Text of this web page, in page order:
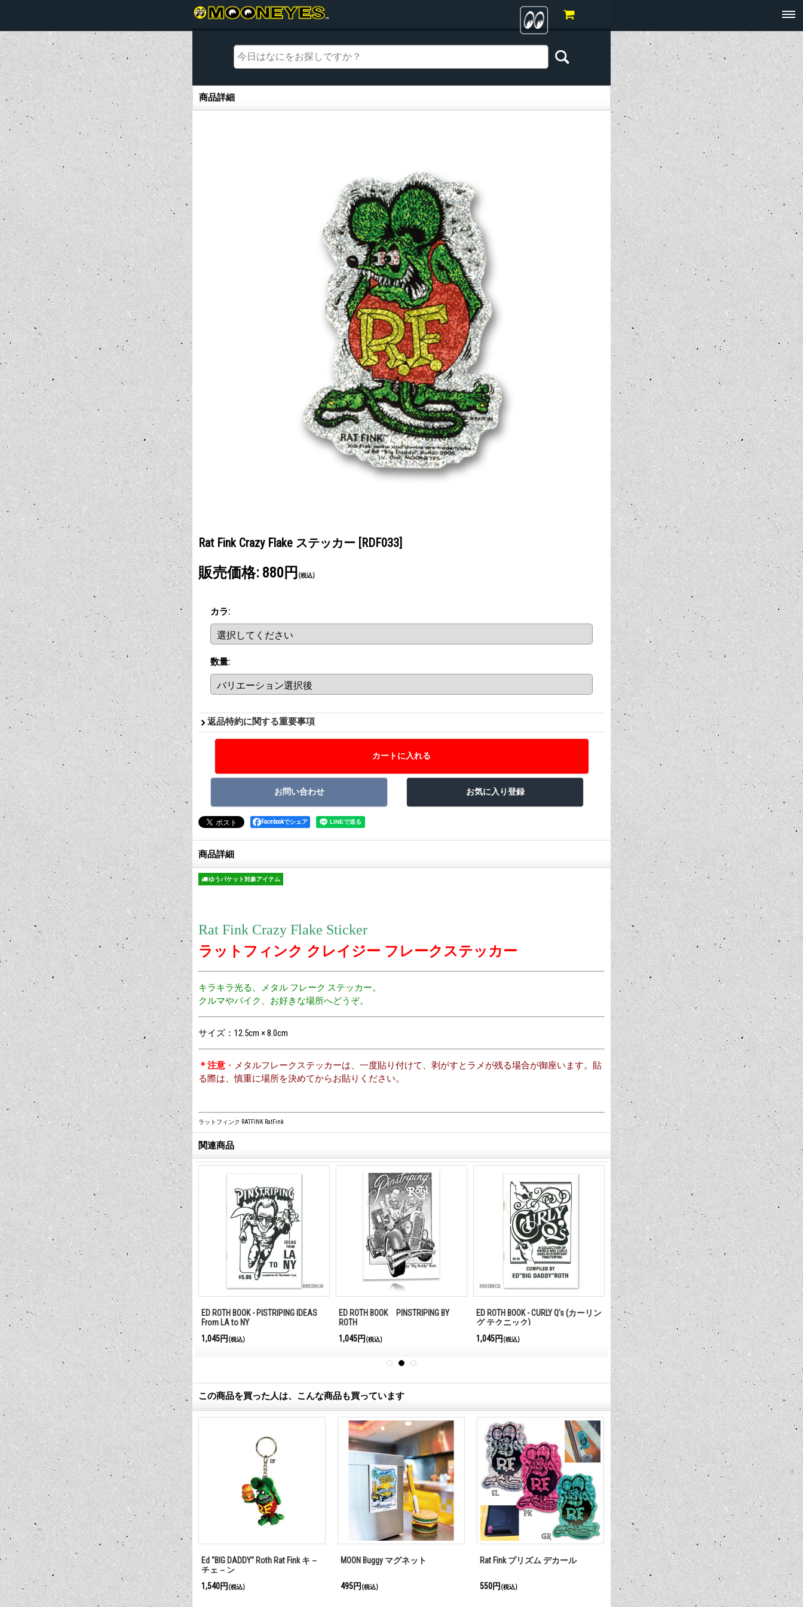
商品詳細
商品詳細
Rat Fink Crazy Flake ステッカー [RDF033]
販売価格: 880円 (税込)
カラ:
数量:
返品特約に関する重要事項
Facebookでシェア
商品詳細
ゆうパケット対象アイテム
Rat Fink Crazy Flake Sticker
ラットフィンク クレイジー フレークステッカー
キラキラ光る、メタル フレーク ステッカー。
クルマやバイク、お好きな場所へどうぞ。
サイズ：12.5cm × 8.0cm
＊注意 ・ メタルフレークステッカーは、一度貼り付けて、剥がすとラメが残る場合が御座います。貼
る際は、慎重に場所を決めてからお貼りください。
ラットフィンク RATFINK RatFink
関連商品
ル Rat Fink Made in USA ステッカー
1,100円 (税込)
ED ROTH BOOK - PISTRIPING IDEAS
From LA to NY
1,045円 (税込)
ED ROTH BOOK PINSTRIPING BY
ROTH
1,045円 (税込)
ED ROTH BOOK - CURLY Q's (カーリン
グ テクニック)
1,045円 (税込)
最新号発売中!! MQQNEYES
International Magazine No.28 2026
1,210円 (税込)
この商品を買った人は、こんな商品も買っています
マグネ Rat Fink デカール S 8 x 5.5cm
440円 (税込)
Ed "BIG DADDY" Roth Rat Fink キ－
チェ－ン
1,540円 (税込)
MOON Buggy マグネット
495円 (税込)
Rat Fink プリズム デカール
550円 (税込)
Rat Fink モンスター ステッカー 1
1,100円 (税込)
Rat Fink
9×5.7cm
660円 (税込)